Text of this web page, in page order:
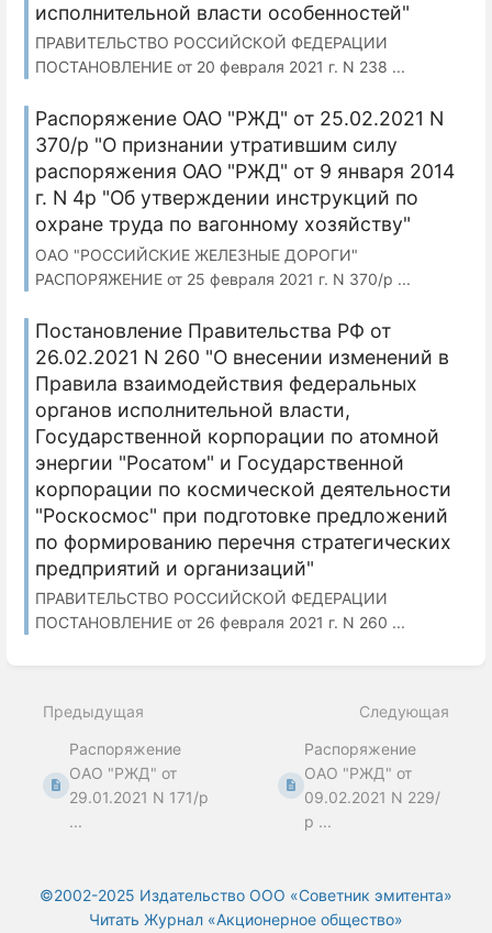
исполнительной власти особенностей"
ПРАВИТЕЛЬСТВО РОССИЙСКОЙ ФЕДЕРАЦИИ
ПОСТАНОВЛЕНИЕ от 20 февраля 2021 г. N 238 ...
Распоряжение ОАО "РЖД" от 25.02.2021 N
370/р "О признании утратившим силу
распоряжения ОАО "РЖД" от 9 января 2014
г. N 4р "Об утверждении инструкций по
охране труда по вагонному хозяйству"
ОАО "РОССИЙСКИЕ ЖЕЛЕЗНЫЕ ДОРОГИ"
РАСПОРЯЖЕНИЕ от 25 февраля 2021 г. N 370/р ...
Постановление Правительства РФ от
26.02.2021 N 260 "О внесении изменений в
Правила взаимодействия федеральных
органов исполнительной власти,
Государственной корпорации по атомной
энергии "Росатом" и Государственной
корпорации по космической деятельности
"Роскосмос" при подготовке предложений
по формированию перечня стратегических
предприятий и организаций"
ПРАВИТЕЛЬСТВО РОССИЙСКОЙ ФЕДЕРАЦИИ
ПОСТАНОВЛЕНИЕ от 26 февраля 2021 г. N 260 ...
Предыдущая
Распоряжение
ОАО "РЖД" от
29.01.2021 N 171/р
...
Следующая
Распоряжение
ОАО "РЖД" от
09.02.2021 N 229/
р ...
©2002-2025 Издательство ООО «‎Советник эмитента»
Читать Журнал «Акционерное общество»